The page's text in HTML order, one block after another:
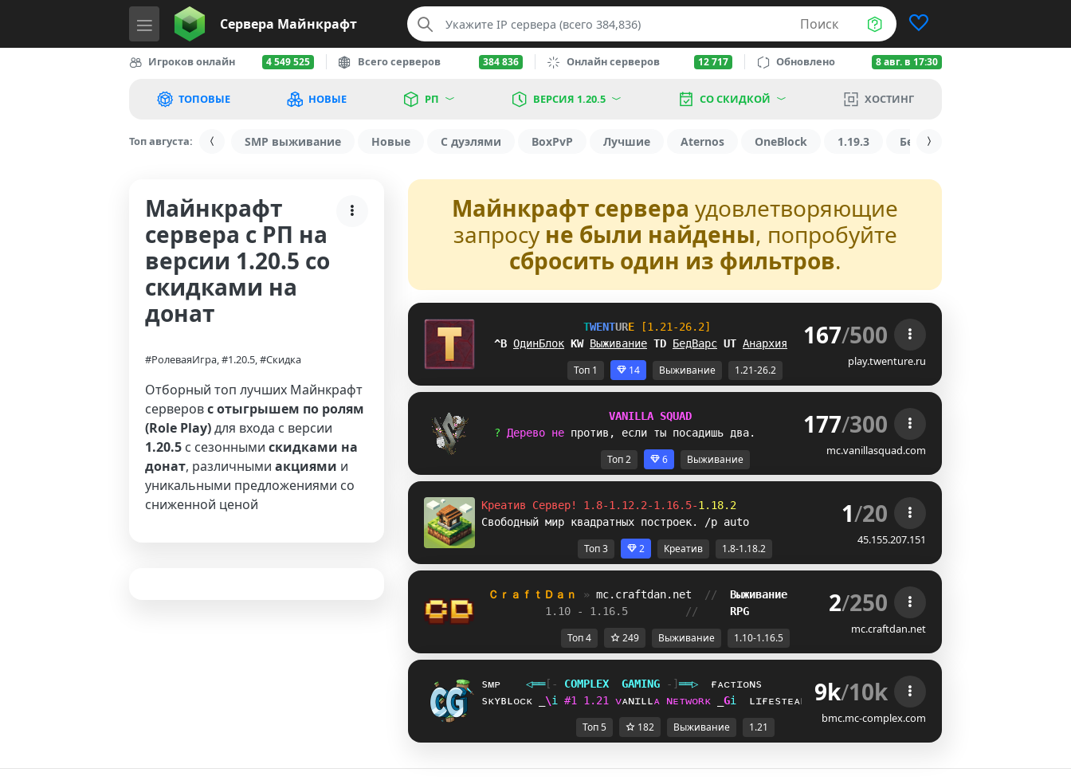
Сервера Майнкрафт Поиск
Игроков онлайн 4 549 525 Всего серверов 384 836 Онлайн серверов 12 717 Обновлено 8 авг. в 17:30
ТОПОВЫЕ НОВЫЕ РП ВЕРСИЯ 1.20.5 СО СКИДКОЙ ХОСТИНГ
Топ августа: SMP выживание Новые С дуэлями BoxPvP Лучшие Aternos OneBlock 1.19.3 БедВарс
Майнкрафт
сервера с РП на
версии 1.20.5 со
скидками на
донат
#РолеваяИгра, #1.20.5, #Скидка
Отборный топ лучших Майнкрафт
серверовс отыгрышем по ролям
(Role Play)для входа с версии
1.20.5 с сезонными скидками на
донат, различными акциями и
уникальными предложениями со
сниженной ценой
Майнкрафт сервера удовлетворяющие
запросу не были найдены, попробуйте
сбросить один из фильтров.
TWENTURE
[1.21-26.2]
J] ОдинБлок GG Выживание DJ БедВарс DD Анархия 167/500
play.twenture.ru
Топ 1 14 Выживание 1.21-26.2
VANIL L A SQUAD
? Дерево не против , если ты посадишь два. 177/300
mc.vanillasquad.com
Топ 2 6 Выживание
Креатив Сервер! 1.8-1.12.2-1.16.5-1.18.2
Свободный мир квадратных построек. /p auto
1/20
45.155.207.151
Топ 3 2 Креатив 1.8-1.18.2
ＣｒａｆｔＤａｎ » mc.craftdan.net // Выживание
1.10 - 1.16.5
// RPG 2/250
mc.craftdan.net
Топ 4 249 Выживание 1.10-1.16.5
sᴍᴘ ◁══[‐ COMPL EX GAMING ‐]══▷
ғᴀᴄᴛɪᴏɴs
sᴋʏʙʟᴏᴄᴋ
Hi #1 1 . 21 ᴠᴀɴɪʟʟᴀ ɴᴇᴛᴡᴏʀᴋ Ni ʟɪғᴇsᴛᴇᴀʟ 9k/10k
bmc.mc-complex.com
Топ 5 182 Выживание 1.21